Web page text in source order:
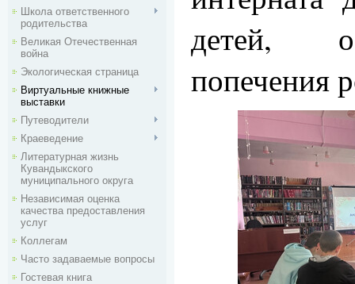
Школа ответственного
родительства
Великая Отечественная
война
Экологическая страница
Виртуальные книжные
выставки
Путеводители
Краеведение
Литературная жизнь
Кувандыкского
муниципального округа
Независимая оценка
качества предоставления
услуг
Коллегам
Часто задаваемые вопросы
Гостевая книга
детей,
попечения